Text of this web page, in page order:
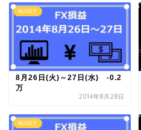
毎日収支
8月26日(火)～27日(水) -0.2
万
2014年8月28日
毎日収支